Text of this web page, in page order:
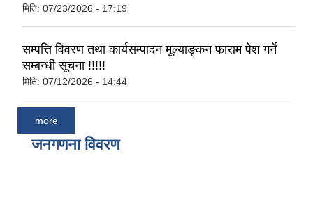
मिति: 07/23/2026 - 17:19
सम्पत्ति विवरण तथा कार्यसम्पादन मूल्याङ्कन फाराम पेश गर्ने
सम्बन्धी सूचना !!!!!
मिति: 07/12/2026 - 14:44
more
जनगणना विवरण